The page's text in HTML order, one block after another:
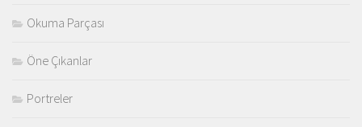
Okuma Parçası
Öne Çıkanlar
Portreler